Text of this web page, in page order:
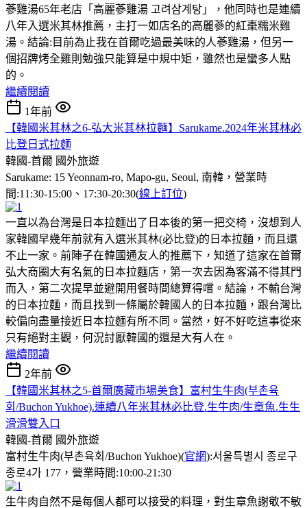
蔘雞湯65年老店「高麗蔘雞湯 고려삼계탕」，他同時也是連續
八年入選米其林推薦，主打一如店名的高麗蔘的紅棗糯米雞
湯。結論:目前為止我在首爾吃過最美味的人蔘雞湯，但另一
個招牌烤全雞則勉強只能算是中規中矩，雖然也是蠻多人點
的。
繼續閱讀
1年前
【韓國米其林之6-弘大米其林拉麵】Sarukame.2024年米其林必
比登日式拉麵
韓國-首爾 國外旅遊
Sarukame: 15 Yeonnam-ro, Mapo-gu, Seoul, 南韓，營業時
間:11:30-15:00、17:30-20:30(線上訂位)
一直以為台灣是日本拉麵出了日本後的第一把交椅，沒想到人
家韓國早幾年前就有入選米其林(必比登)的日本拉麵，而且還
不止一家。前陣子在韓國通友人的推薦下，知道了這家在首爾
弘大商圈大有名氣的日本拉麵店，第一次去因為客滿不得其門
而入，第二次提早並避開用餐時間總算得嚐。結論，不輸台灣
的日本拉麵，而且找到一條屬於韓國人的日本拉麵，跟台灣比
較偏向盡量接近日本拉麵有所不同。當然，好不好吃這事從來
只有絕對主觀，何況討厭韓國的還是大有人在。
繼續閱讀
2年前
【韓國米其林之5-首爾廣藏市場美食】富村生牛肉(부촌육
회/Buchon Yukhoe).連續八年米其林必比登.生牛肉/生章魚.生生
滑滑雙入口
韓國-首爾 國外旅遊
富村生牛肉(부촌육회/Buchon Yukhoe)(官網):서울특별시 종로구
종로4가 177，營業時間:10:00-21:30
生牛肉自然不是每個人都可以接受的料理，對生章魚謝敬不敏